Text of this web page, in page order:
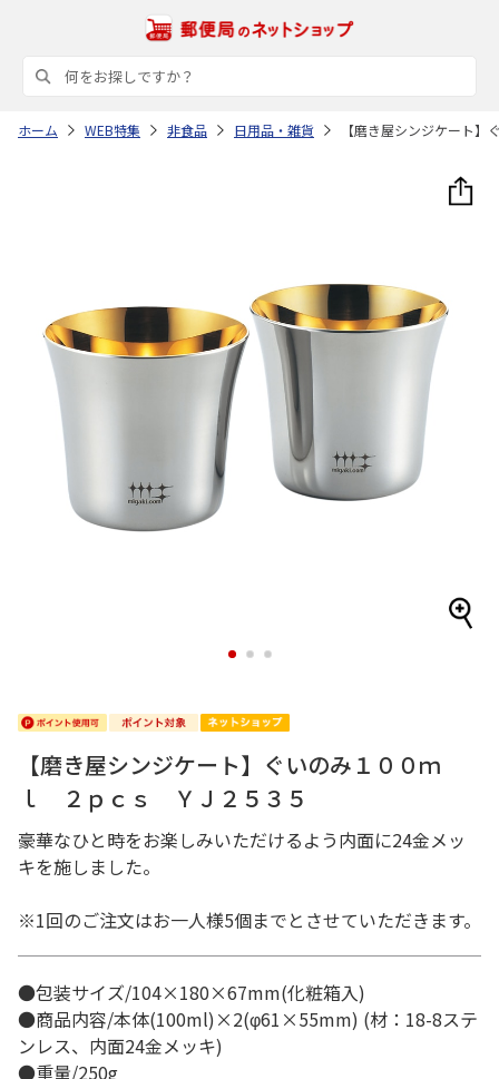
ホーム WEB特集 非食品 日用品・雑貨 【磨き屋シンジケート
1 2 3
【磨き屋シンジケート】ぐいのみ１００ｍ
ｌ ２ｐｃｓ ＹＪ２５３５
豪華なひと時をお楽しみいただけるよう内面に24金メッ
キを施しました。
※1回のご注文はお一人様5個までとさせていただきます。
●包装サイズ/104×180×67mm(化粧箱入)
●商品内容/本体(100ml)×2(φ61×55mm) (材：18-8ステ
ンレス、内面24金メッキ)
●重量/250g